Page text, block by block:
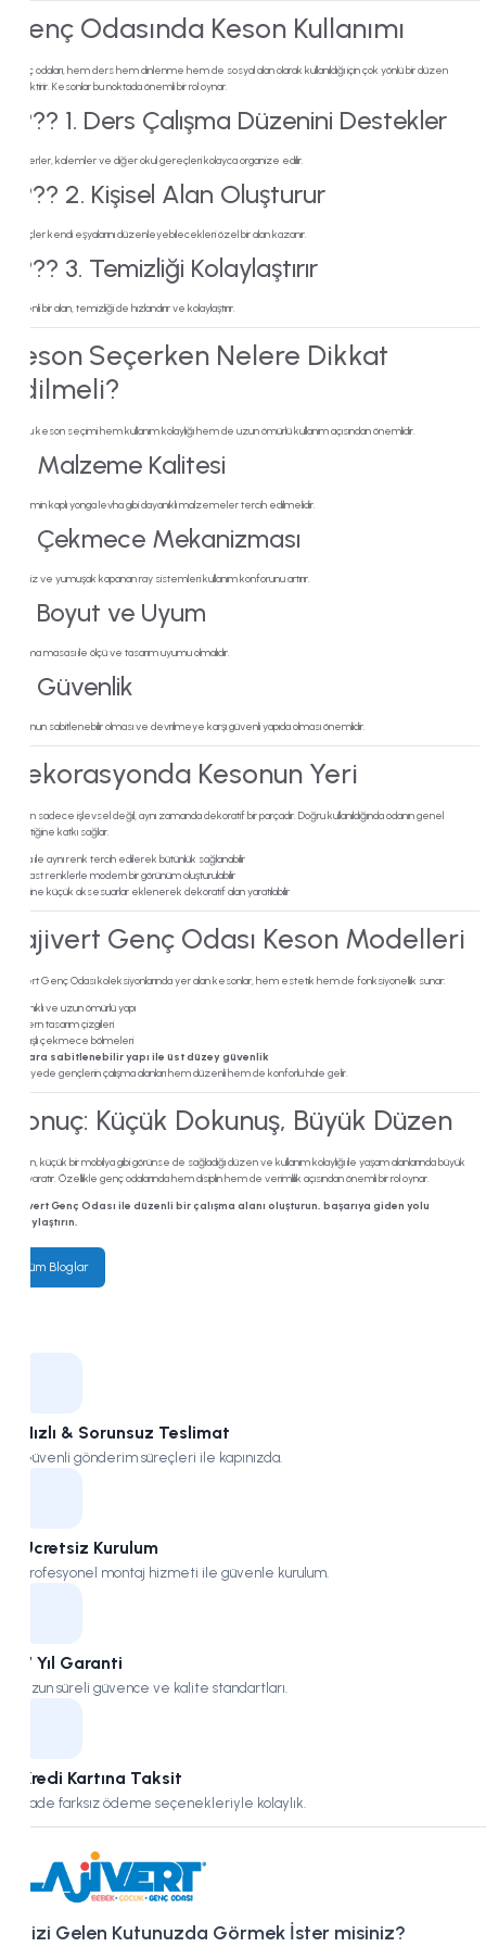
Kampüs
Genç Odasında Keson Kullanımı
Genç odaları, hem ders hem dinlenme hem de sosyal alan olarak kullanıldığı için çok yönlü bir düzen
gerektirir. Kesonlar bu noktada önemli bir rol oynar.
???? 1. Ders Çalışma Düzenini Destekler
Defterler, kalemler ve diğer okul gereçleri kolayca organize edilir.
???? 2. Kişisel Alan Oluşturur
Gençler kendi eşyalarını düzenleyebilecekleri özel bir alan kazanır.
???? 3. Temizliği Kolaylaştırır
Düzenli bir alan, temizliği de hızlandırır ve kolaylaştırır.
Keson Seçerken Nelere Dikkat
Edilmeli?
Doğru keson seçimi hem kullanım kolaylığı hem de uzun ömürlü kullanım açısından önemlidir.
✔️ Malzeme Kalitesi
Melamin kaplı yonga levha gibi dayanıklı malzemeler tercih edilmelidir.
✔️ Çekmece Mekanizması
Sessiz ve yumuşak kapanan ray sistemleri kullanım konforunu artırır.
✔️ Boyut ve Uyum
Çalışma masası ile ölçü ve tasarım uyumu olmalıdır.
✔️ Güvenlik
Kesonun sabitlenebilir olması ve devrilmeye karşı güvenli yapıda olması önemlidir.
Dekorasyonda Kesonun Yeri
Keson sadece işlevsel değil, aynı zamanda dekoratif bir parçadır. Doğru kullanıldığında odanın genel
estetiğine katkı sağlar.
Masa ile aynı renk tercih edilerek bütünlük sağlanabilir
Kontrast renklerle modern bir görünüm oluşturulabilir
Üzerine küçük aksesuarlar eklenerek dekoratif alan yaratılabilir
Lajivert Genç Odası Keson Modelleri
Lajivert Genç Odası koleksiyonlarında yer alan kesonlar, hem estetik hem de fonksiyonellik sunar:
Dayanıklı ve uzun ömürlü yapı
Modern tasarım çizgileri
Kullanışlı çekmece bölmeleri
Duvara sabitlenebilir yapı ile üst düzey güvenlik
Bu sayede gençlerin çalışma alanları hem düzenli hem de konforlu hale gelir.
Sonuç: Küçük Dokunuş, Büyük Düzen
Keson, küçük bir mobilya gibi görünse de sağladığı düzen ve kullanım kolaylığı ile yaşam alanlarında büyük
fark yaratır. Özellikle genç odalarında hem disiplin hem de verimlilik açısından önemli bir rol oynar.
Lajivert Genç Odası ile düzenli bir çalışma alanı oluşturun, başarıya giden yolu
kolaylaştırın.
Tüm Bloglar
Hızlı & Sorunsuz Teslimat
Güvenli gönderim süreçleri ile kapınızda.
Ücretsiz Kurulum
Profesyonel montaj hizmeti ile güvenle kurulum.
7 Yıl Garanti
Uzun süreli güvence ve kalite standartları.
Kredi Kartına Taksit
Vade farksız ödeme seçenekleriyle kolaylık.
Bizi Gelen Kutunuzda Görmek İster misiniz?